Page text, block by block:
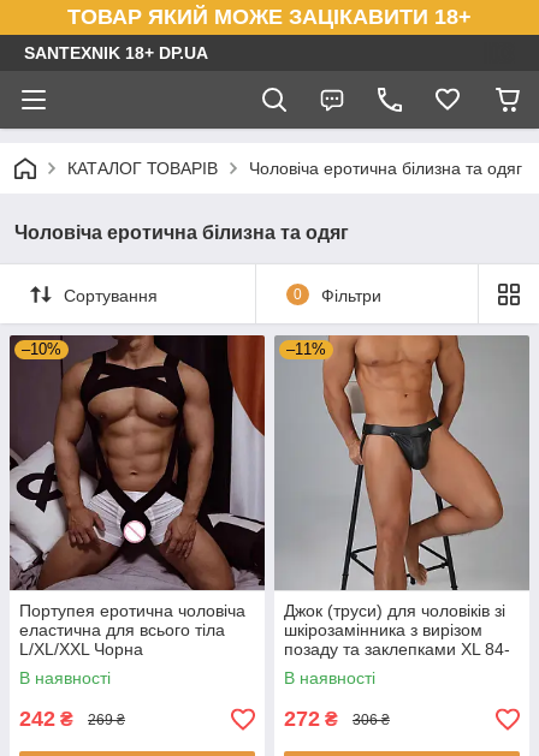
ТОВАР ЯКИЙ МОЖЕ ЗАЦІКАВИТИ 18+
SANTEXNIK 18+ DP.UA
КАТАЛОГ ТОВАРІВ Чоловіча еротична білизна та одяг
Чоловіча еротична білизна та одяг
Сортування 0 Фільтри
–10%
Портупея еротична чоловіча
еластична для всього тіла
L/XL/XXL Чорна
В наявності
242 ₴ 269 ₴
–11%
Джок (труси) для чоловіків зі
шкірозамінника з вирізом
позаду та заклепками XL 84-
90 см Чорний
В наявності
272 ₴ 306 ₴